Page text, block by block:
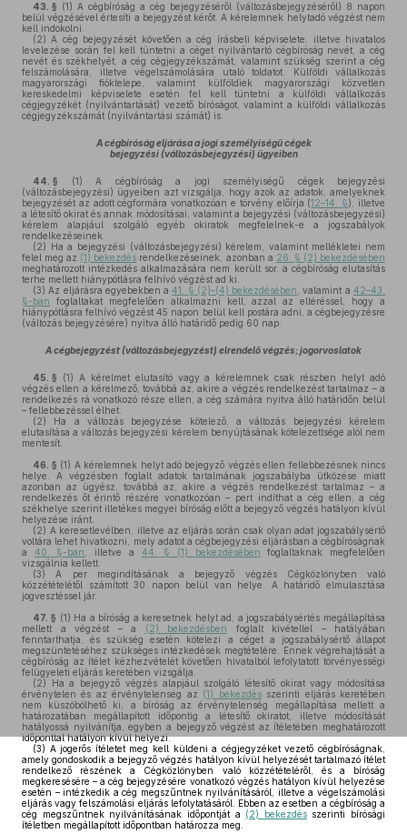
43. § (1) A cégbíróság a cég bejegyzéséről (változásbejegyzéséről) 8 napon
belül végzésével értesíti a bejegyzést kérőt. A kérelemnek helytadó végzést nem
kell indokolni.
(2) A cég bejegyzését követően a cég írásbeli képviselete, illetve hivatalos
levelezése során fel kell tüntetni a céget nyilvántartó cégbíróság nevét, a cég
nevét és székhelyét, a cég cégjegyzékszámát, valamint szükség szerint a cég
felszámolására, illetve végelszámolására utaló toldatot. Külföldi vállalkozás
magyarországi fióktelepe, valamint külföldiek magyarországi közvetlen
kereskedelmi képviselete esetén fel kell tüntetni a külföldi vállalkozás
cégjegyzékét (nyilvántartását) vezető bíróságot, valamint a külföldi vállalkozás
cégjegyzékszámát (nyilvántartási számát) is.
A cégbíróság eljárása a jogi személyiségű cégek
bejegyzési (változásbejegyzési) ügyeiben
44. § (1) A cégbíróság a jogi személyiségű cégek bejegyzési
(változásbejegyzési) ügyeiben azt vizsgálja, hogy azok az adatok, amelyeknek
bejegyzését az adott cégformára vonatkozóan e törvény előírja (12–14. §), illetve
a létesítő okirat és annak módosításai, valamint a bejegyzési (változásbejegyzési)
kérelem alapjául szolgáló egyéb okiratok megfelelnek-e a jogszabályok
rendelkezéseinek.
(2) Ha a bejegyzési (változásbejegyzési) kérelem, valamint mellékletei nem
felel meg az (1) bekezdés rendelkezéseinek, azonban a 26. § (2) bekezdésében
meghatározott intézkedés alkalmazására nem került sor, a cégbíróság elutasítás
terhe mellett hiánypótlásra felhívó végzést ad ki.
(3) Az eljárásra egyebekben a41. § (2)–(4) bekezdésében , valamint a42–43.
§-ban foglaltakat megfelelően alkalmazni kell, azzal az eltéréssel, hogy a
hiánypótlásra felhívó végzést 45 napon belül kell postára adni, a cégbejegyzésre
(változás bejegyzésére) nyitva álló határidő pedig 60 nap.
A cégbejegyzést (változásbejegyzést) elrendelő végzés; jogorvoslatok
45. § (1) A kérelmet elutasító vagy a kérelemnek csak részben helyt adó
végzés ellen a kérelmező, továbbá az, akire a végzés rendelkezést tartalmaz – a
rendelkezés rá vonatkozó része ellen, a cég számára nyitva álló határidőn belül
– fellebbezéssel élhet.
(2) Ha a változás bejegyzése kötelező, a változás bejegyzési kérelem
elutasítása a változás bejegyzési kérelem benyújtásának kötelezettsége alól nem
mentesít.
46. § (1) A kérelemnek helyt adó bejegyző végzés ellen fellebbezésnek nincs
helye. A végzésben foglalt adatok tartalmának jogszabályba ütközése miatt
azonban az ügyész, továbbá az, akire a végzés rendelkezést tartalmaz – a
rendelkezés őt érintő részére vonatkozóan – pert indíthat a cég ellen, a cég
székhelye szerint illetékes megyei bíróság előtt a bejegyző végzés hatályon kívül
helyezése iránt.
(2) A keresetlevélben, illetve az eljárás során csak olyan adat jogszabálysértő
voltára lehet hivatkozni, mely adatot a cégbejegyzési eljárásban a cégbíróságnak
a 40. §-ban , illetve a 44. § (1) bekezdésében foglaltaknak megfelelően
vizsgálnia kellett.
(3) A per megindításának a bejegyző végzés Cégközlönyben való
közzétételétől számított 30 napon belül van helye. A határidő elmulasztása
jogvesztéssel jár.
47. § (1) Ha a bíróság a keresetnek helyt ad, a jogszabálysértés megállapítása
mellett a végzést – a
(2) bekezdésben foglalt kivétellel – hatályában
fenntarthatja, és szükség esetén kötelezi a céget a jogszabálysértő állapot
megszüntetéséhez szükséges intézkedések megtételére. Ennek végrehajtását a
cégbíróság az ítélet kézhezvételét követően hivatalból lefolytatott törvényességi
felügyeleti eljárás keretében vizsgálja.
(2) Ha a bejegyző végzés alapjául szolgáló létesítő okirat vagy módosítása
érvénytelen és az érvénytelenség az (1) bekezdésszerinti eljárás keretében
nem küszöbölhető ki, a bíróság az érvénytelenség megállapítása mellett a
határozatában megállapított időpontig a létesítő okiratot, illetve módosítását
hatályossá nyilvánítja, egyben a bejegyző végzést az ítéletében meghatározott
időponttal hatályon kívül helyezi.
(3) A jogerős ítéletet meg kell küldeni a cégjegyzéket vezető cégbíróságnak,
amely gondoskodik a bejegyző végzés hatályon kívül helyezését tartalmazó ítélet
rendelkező részének a Cégközlönyben való közzétételéről, és a bíróság
megkeresésére – a cég bejegyzésére vonatkozó végzés hatályon kívül helyezése
esetén – intézkedik a cég megszűntnek nyilvánításáról, illetve a végelszámolási
eljárás vagy felszámolási eljárás lefolytatásáról. Ebben az esetben a cégbíróság a
cég megszűntnek nyilvánításának időpontját a (2) bekezdésszerinti bírósági
ítéletben megállapított időpontban határozza meg.